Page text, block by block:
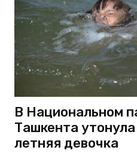
В Национальном
Ташкента
летняя девочка